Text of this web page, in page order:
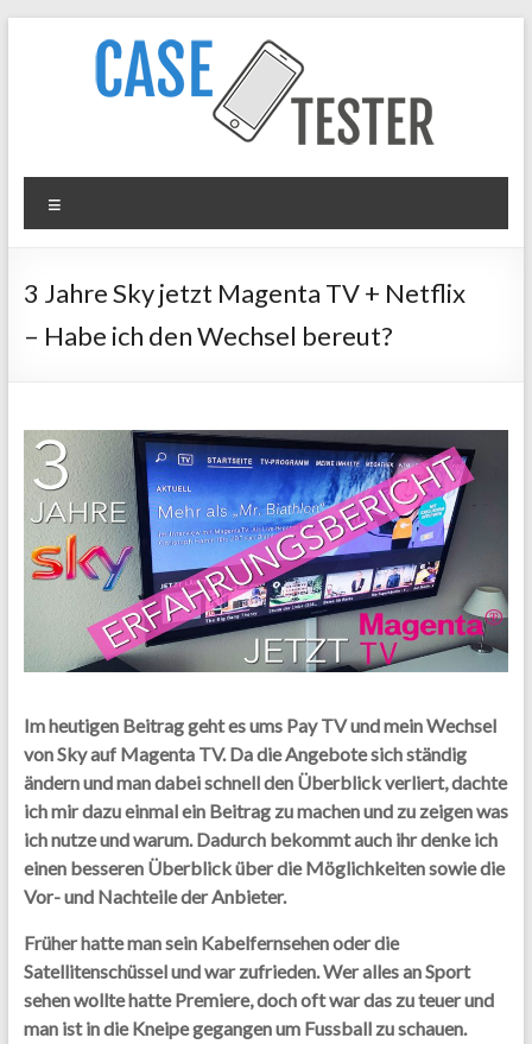
Case
Tester
Hüllen
&
3 Jahre Sky jetzt Magenta TV + Netflix
– Habe ich den Wechsel bereut?
Im heutigen Beitrag geht es ums Pay TV und mein Wechsel
von Sky auf Magenta TV. Da die Angebote sich ständig
ändern und man dabei schnell den Überblick verliert, dachte
ich mir dazu einmal ein Beitrag zu machen und zu zeigen was
ich nutze und warum. Dadurch bekommt auch ihr denke ich
einen besseren Überblick über die Möglichkeiten sowie die
Vor- und Nachteile der Anbieter.
Früher hatte man sein Kabelfernsehen oder die
Satellitenschüssel und war zufrieden. Wer alles an Sport
sehen wollte hatte Premiere, doch oft war das zu teuer und
man ist in die Kneipe gegangen um Fussball zu schauen.